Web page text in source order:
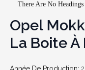
There Are No
Opel
La Boite À